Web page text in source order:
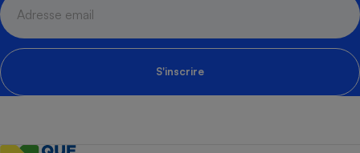
S'inscrire